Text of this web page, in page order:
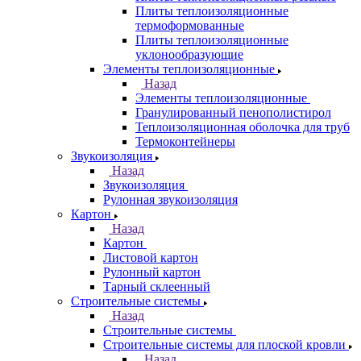
Плиты теплоизоляционные
термоформованные
Плиты теплоизоляционные
уклонообразующие
Элементы теплоизоляционные
Назад
Элементы теплоизоляционные
Гранулированный пенополистирол
Теплоизоляционная оболочка для труб
Термоконтейнеры
Звукоизоляция
Назад
Звукоизоляция
Рулонная звукоизоляция
Картон
Назад
Картон
Листовой картон
Рулонный картон
Тарный склеенный
Строительные системы
Назад
Строительные системы
Строительные системы для плоской кровли